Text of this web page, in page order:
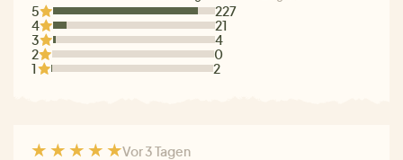
5
227
4
21
3
4
2
0
1
2
Vor 3 Tagen